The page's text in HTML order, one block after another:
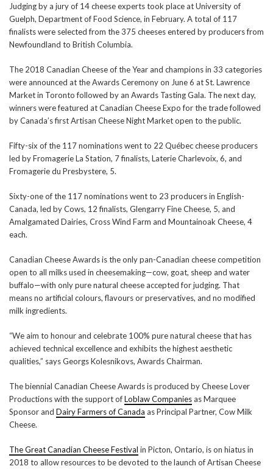
Judging by a jury of 14 cheese experts took place at University of
Guelph, Department of Food Science, in February. A total of 117
finalists were selected from the 375 cheeses entered by producers from
Newfoundland to British Columbia.
The 2018 Canadian Cheese of the Year and champions in 33 categories
were announced at the Awards Ceremony on June 6 at St. Lawrence
Market in Toronto followed by an Awards Tasting Gala. The next day,
winners were featured at Canadian Cheese Expo for the trade followed
by Canada’s first Artisan Cheese Night Market open to the public.
Fifty-six of the 117 nominations went to 22 Québec cheese producers
led by Fromagerie La Station, 7 finalists, Laterie Charlevoix, 6, and
Fromagerie du Presbystere, 5.
Sixty-one of the 117 nominations went to 23 producers in English-
Canada, led by Cows, 12 finalists, Glengarry Fine Cheese, 5, and
Amalgamated Dairies, Cross Wind Farm and Mountainoak Cheese, 4
each.
Canadian Cheese Awards is the only pan-Canadian cheese competition
open to all milks used in cheesemaking—cow, goat, sheep and water
buffalo—with only pure natural cheese accepted for judging. That
means no artificial colours, flavours or preservatives, and no modified
milk ingredients.
“We aim to honour and celebrate 100% pure natural cheese that has
achieved technical excellence and exhibits the highest aesthetic
qualities,” says Georgs Kolesnikovs, Awards Chairman.
The biennial Canadian Cheese Awards is produced by Cheese Lover
Productions with the support ofLoblaw Companiesas Marquee
Sponsor and Dairy Farmers of Canada as Principal Partner, Cow Milk
Cheese.
The Great Canadian Cheese Festival in Picton, Ontario, is on hiatus in
2018 to allow resources to be devoted to the launch of Artisan Cheese